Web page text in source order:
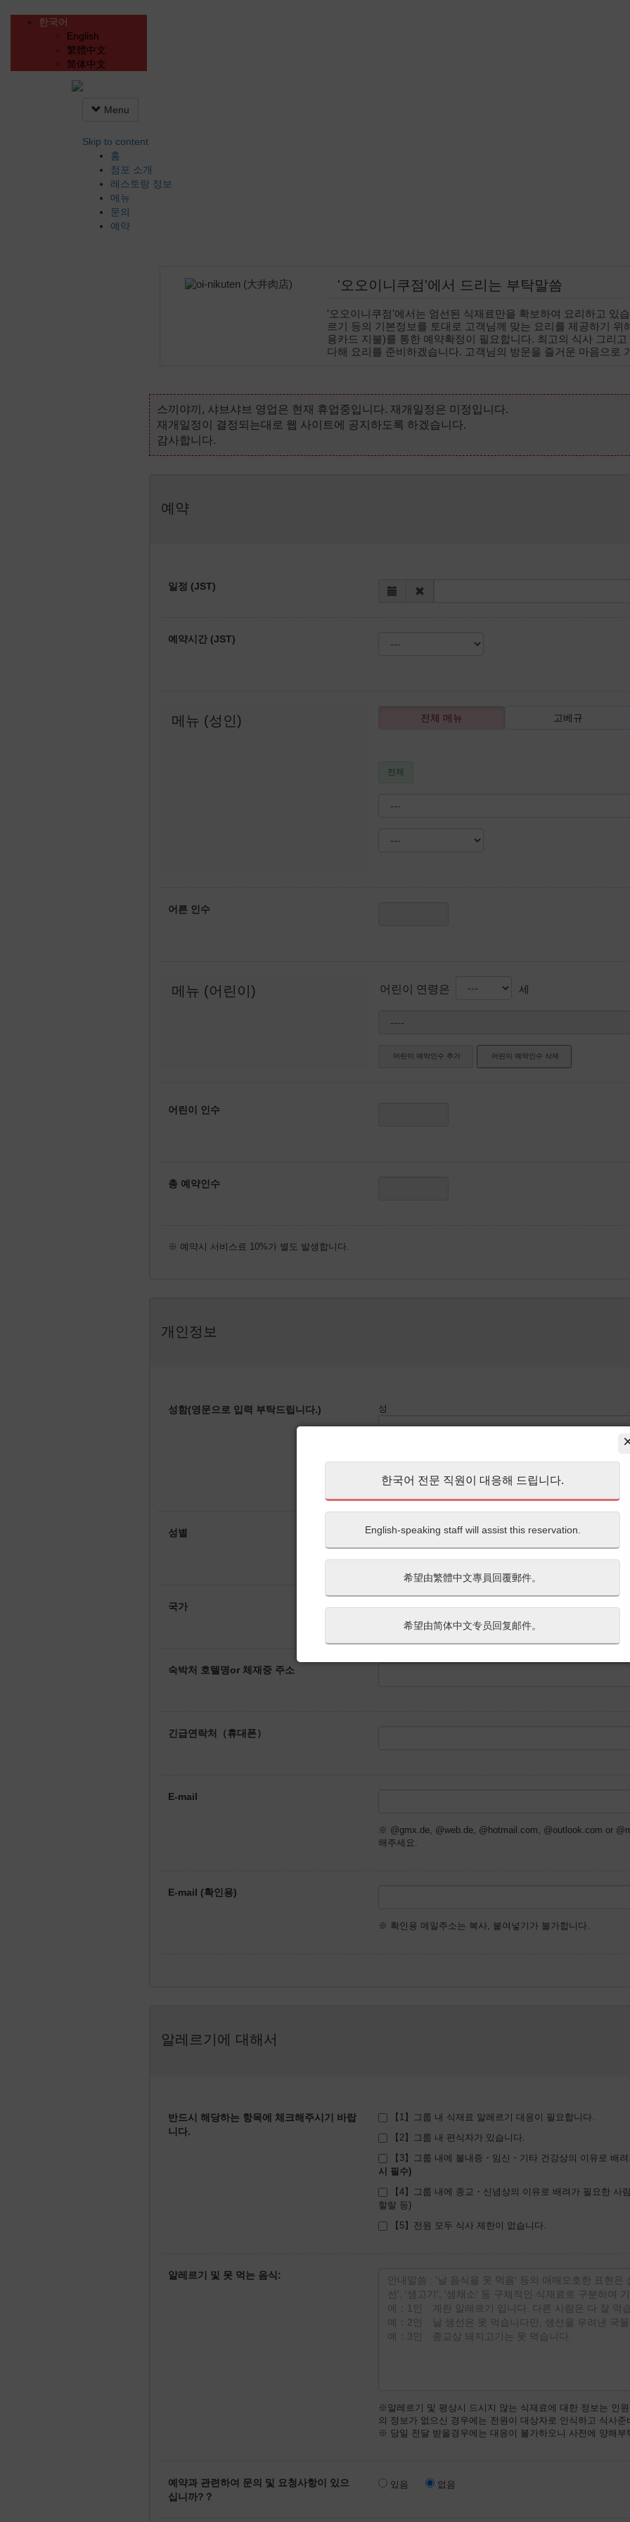
한국어
English
繁體中文
简体中文
Menu
Skip to content
홈
점포 소개
레스토랑 정보
메뉴
문의
예약
한국어 전문 직원이 대응해 드립니다.
English-speaking staff will assist this reservation.
希望由繁體中文專員回覆郵件。
希望由简体中文专员回复邮件。
'오오이니쿠점'에서 드리는 부탁말씀
'오오이니쿠점'에서는 엄선된 식재료만을 확보하여 요리하고 있
르기 등의 기본정보를 토대로 고객님께 맞는 요리를 제공하기 위
용카드 지불)를 통한 예약확정이 필요합니다. 최고의 식사 그리
다해 요리를 준비하겠습니다. 고객님의 방문을 즐거운 마음으로
스끼야끼, 샤브샤브 영업은 현재 휴업중입니다. 재개일정은 미정입니다.
재개일정이 결정되는대로 웹 사이트에 공지하도록 하겠습니다.
감사합니다.
예약
일정 (JST)
예약시간 (JST)
메뉴 (성인) 전체 메뉴 고베규
전체
어른 인수
메뉴 (어린이) 어린이 연령은 세
어린이 인수
총 예약인수
※ 예약시 서비스료 10%가 별도 발생합니다.
개인정보
성함(영문으로 입력 부탁드립니다.) 성
성별
국가 ---
숙박처 호텔명or 체재중 주소
긴급연락처（휴대폰）
E-mail
※ @gmx.de, @web.de, @hotmail.com, @outlook.com or
해주세요.
E-mail (확인용)
※ 확인용 메일주소는 복사, 붙여넣기가 불가합니다.
알레르기에 대해서
반드시 해당하는 항목에 체크해주시기 바랍
니다.
【1】그룹 내 식재료 알레르기 대응이 필요합니다.
【2】그룹 내 편식자가 있습니다.
【3】그룹 내에 불내증・임신・기타 건강상의 이유로 배
【4】그룹 내에 종교・신념상의 이유로 배려가 필요한 사
할랄 등)
【5】전원 모두 식사 제한이 없습니다.
알레르기 및 못 먹는 음식:
※알레르기 및 평상시 드시지 않는 식재료에 대한 정보는 인
의 정보가 없으신 경우에는 전원이 대상자로 인식하고 식사준
※ 당일 전달 받을경우에는 대응이 불가하오니 사전에 양해부
예약과 관련하여 문의 및 요청사항이 있으
십니까?？
있음 없음